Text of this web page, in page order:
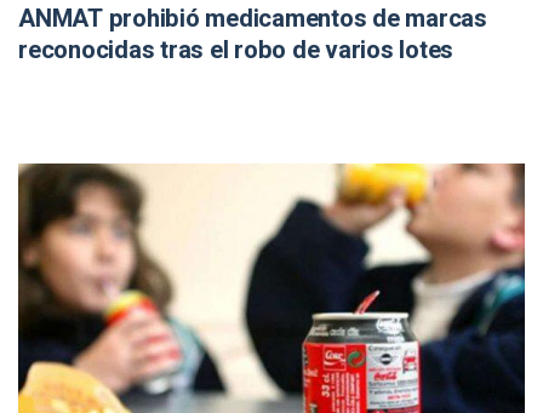
ANMAT prohibió medicamentos de marcas
reconocidas tras el robo de varios lotes